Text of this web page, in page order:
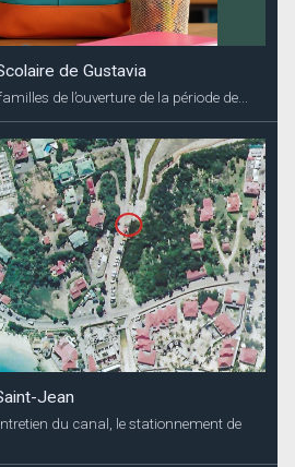
de Gustavia
de l’ouverture de la période de...
Jean
du canal, le stationnement de